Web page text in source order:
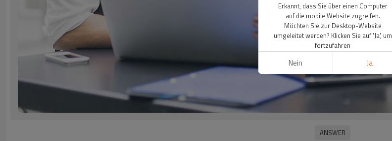
Erkannt, dass Sie über einen Computer
auf die mobile Website zugreifen.
Möchten Sie zur Desktop-Website
umgeleitet werden? Klicken Sie auf 'Ja', um
fortzufahren
Nein Ja